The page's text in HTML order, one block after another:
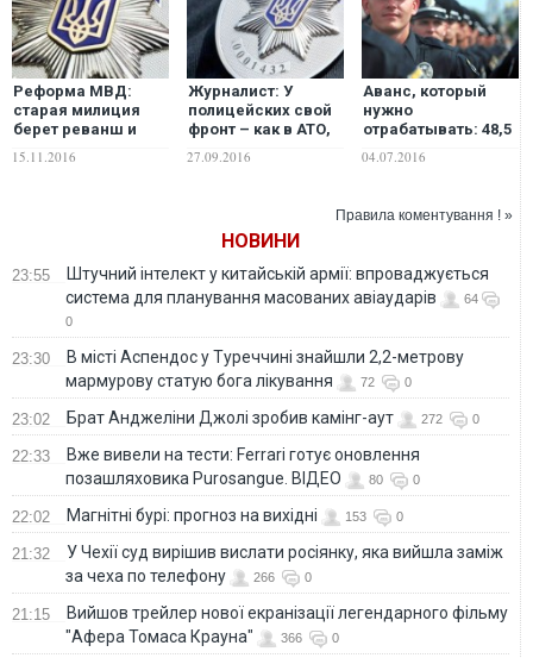
Реформа МВД:
старая милиция
берет реванш и
усиливает свои
позиции
15.11.2016
Журналист: У
полицейских свой
фронт – как в АТО,
но в тылу
27.09.2016
Аванс, который
нужно
отрабатывать: 48,5
% украинцев
доверяют
04.07.2016
Правила коментування ! »
НОВИНИ
23:55
Штучний інтелект у китайській армії: впроваджується
система для планування масованих авіаударів
64
0
23:30
В місті Аспендос у Туреччині знайшли 2,2-метрову
мармурову статую бога лікування
72 0
23:02 Брат Анджеліни Джолі зробив камінг-аут 272 0
22:33
Вже вивели на тести: Ferrari готує оновлення
позашляховика Purosangue. ВІДЕО
80 0
22:02 Магнітні бурі: прогноз на вихідні 153 0
21:32
У Чехії суд вирішив вислати росіянку, яка вийшла заміж
за чеха по телефону
266 0
21:15
Вийшов трейлер нової екранізації легендарного фільму
"Афера Томаса Крауна"
366 0